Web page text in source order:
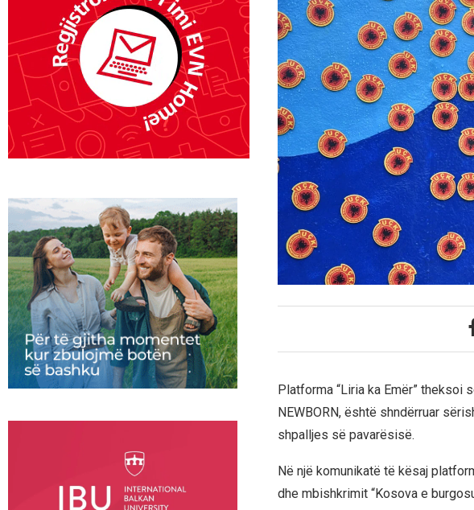
Platforma “Liria ka Emër”
NEWBORN, është shndërruar
shpalljes së pavarësisë.
Në një komunikatë të kësaj
dhe mbishkrimit “Kosova e